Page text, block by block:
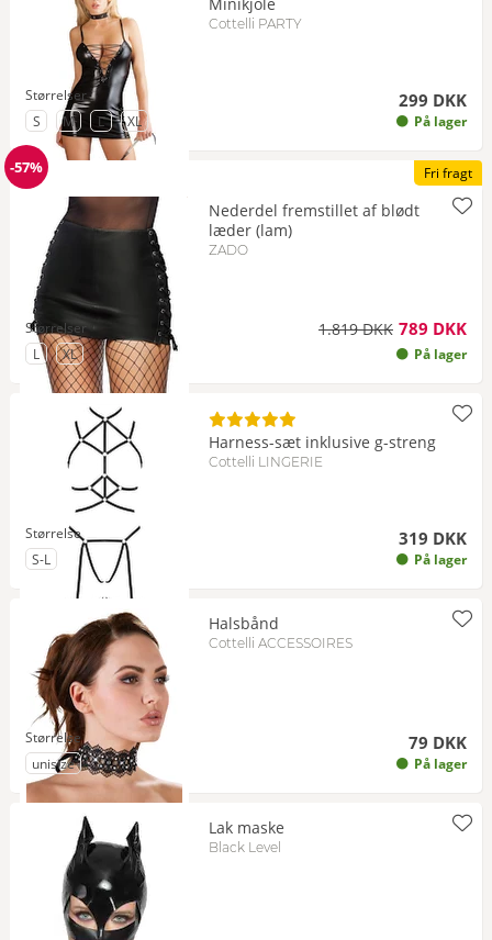
Cottelli PARTY
299 DKK
På lager
Størrelser
til Størrelse
S til Størrelse
M til Størrelse
L til Størrelse
XL
Fri fragt
Rabat
-57%
Nederdel fremstillet af blødt
læder (lam)
ZADO
1.819 DKK 789 DKK
På lager
Størrelser
til Størrelse
L til Størrelse
XL
Harness-sæt inklusive g-streng
Cottelli LINGERIE
319 DKK
På lager
Størrelse
til Størrelse
S-L
Halsbånd
Cottelli ACCESSOIRES
79 DKK
På lager
Størrelse
til Størrelse
unisize
Lak maske
Black Level